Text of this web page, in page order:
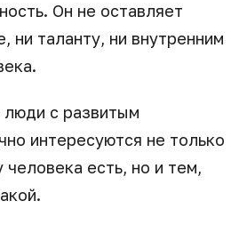
Он не оставляет
ни таланту, ни внутренним
с развитым
интересуются не только
человека есть, но и тем,